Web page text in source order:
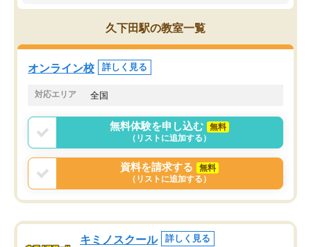
す。
うちの子は、初回面談の講師の方で決
オンラインツールを使用した単語帳の
共有があり宿題もそちらで出される形
でした。
言う事で講師変更の申し出があり、あ
まりに短期での変更だった為、塾に通
う事にして退会しました。遅れも取り
戻せ、授業内容や講師の方は良かった
と思います。
ち期待したものではなく
くなってきたようなので
久下田駅の教室一覧
オンライン校 詳しく見る
対応エリア 全国
無料体験を申し込む
無料
（リストに追加する）
資料を請求する
無料
（リストに追加する）
キミノスクール 詳しく見る